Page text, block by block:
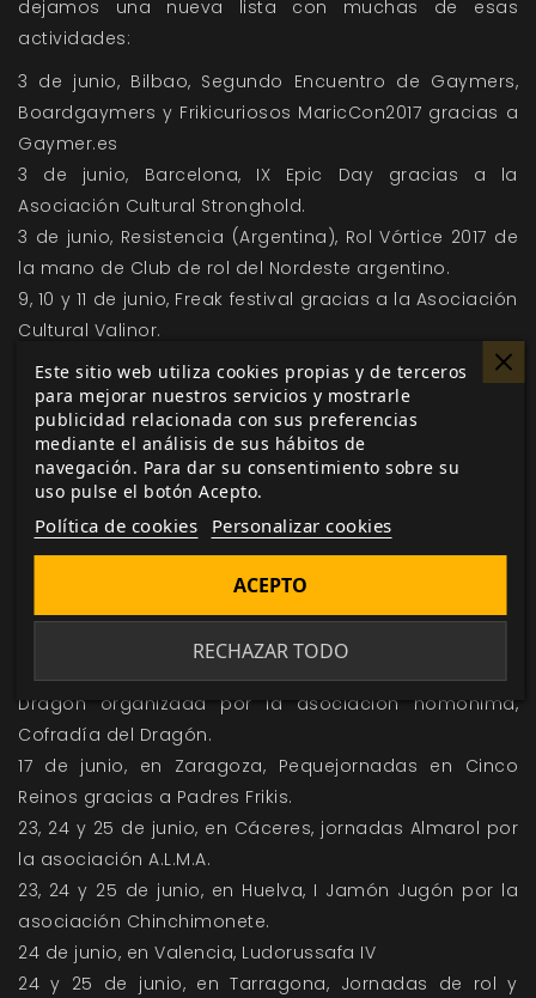
dejamos una nueva lista con muchas de esas
actividades:
3 de junio, Bilbao, Segundo Encuentro de Gaymers,
Boardgaymers y Frikicuriosos MaricCon2017 gracias a
Gaymer.es
3 de junio, Barcelona, IX Epic Day gracias a la
Asociación Cultural Stronghold.
3 de junio, Resistencia (Argentina), Rol Vórtice 2017 de
la mano de Club de rol del Nordeste argentino.
9, 10 y 11 de junio, Freak festival gracias a la Asociación
Cultural Valinor.
10 de junio, en Mataró, Torneo de rol Vampiro 20
aniversario organizado por la Asociación Banshee
Errante.
10 de junio, en Tarragona, jornadas de puertas
abiertas delClub Diógenes
Lomo presentaráFundido en Blanco.
gracias a Ludus Mundi.
16, 17 y 18 de junio, en Madrid,Festival de Fantasía de
gracias a Lupus in Fábula.
Dragón organizada por la asociación homónima,
Cofradía del Dragón.
17 de junio, en Zaragoza, Pequejornadas en Cinco
Reinos gracias a Padres Frikis.
23, 24 y 25 de junio, en Cáceres, jornadas Almarol por
la asociación A.L.M.A.
23, 24 y 25 de junio, en Huelva, I Jamón Jugón por la
asociación Chinchimonete.
24 de junio, en Valencia, Ludorussafa IV
24 y 25 de junio, en Tarragona, Jornadas de rol y
Este sitio web utiliza cookies propias y de terceros
para mejorar nuestros servicios y mostrarle
publicidad relacionada con sus preferencias
mediante el análisis de sus hábitos de
navegación. Para dar su consentimiento sobre su
uso pulse el botón Acepto.
Política de cookies Personalizar cookies
RECHAZAR TODO
ACEPTO